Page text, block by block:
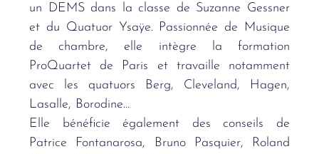
un DEMS dans la classe de Suzanne Gessner
et du Quatuor Ysaÿe. Passionnée de Musique
de chambre, elle intègre la formation
ProQuartet de Paris et travaille notamment
avec les quatuors Berg, Cleveland, Hagen,
Lasalle, Borodine…
Elle bénéficie également des conseils de
Patrice Fontanarosa, Bruno Pasquier, Roland